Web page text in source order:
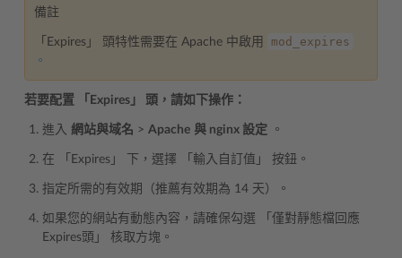
備註
「Expires」 頭特性需要在 Apache 中啟用 mod_expires
。
若要配置 「Expires」 頭，請如下操作：
進入 網站與域名 > Apache 與 nginx 設定 。
在 「Expires」 下，選擇 「輸入自訂值」 按鈕。
指定所需的有效期（推薦有效期為 14 天）。
如果您的網站有動態內容，請確保勾選 「僅對靜態檔回應
Expires頭」 核取方塊。